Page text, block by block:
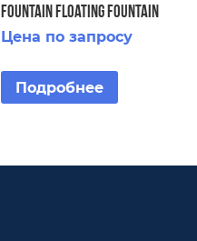
Fountain Floating Fountain
Horizontal 1 HP
Цена по запросу
Подробнее